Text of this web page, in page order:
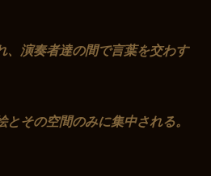
、演奏者達の間で言葉を交わす
その空間のみに集中される。